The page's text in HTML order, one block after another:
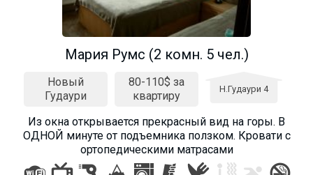
Мария Румс (2 комн. 5 чел.)
Новый
Гудаури
80-110$ за
квартиру
Н.Гудаури 4
Из окна открывается прекрасный вид на горы. В
ОДНОЙ минуте от подъемника ползком. Кровати с
ортопедическими матрасами